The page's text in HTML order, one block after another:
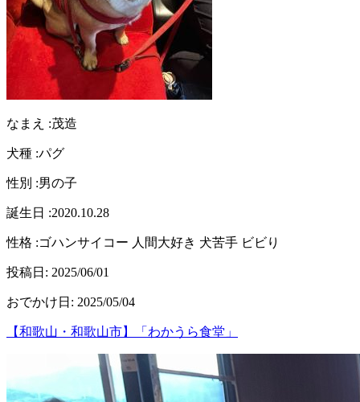
なまえ :茂造
犬種 :パグ
性別 :男の子
誕生日 :2020.10.28
性格 :ゴハンサイコー 人間大好き 犬苦手 ビビり
投稿日: 2025/06/01
おでかけ日 : 2025/05/04
【和歌山・和歌山市】「わかうら食堂」